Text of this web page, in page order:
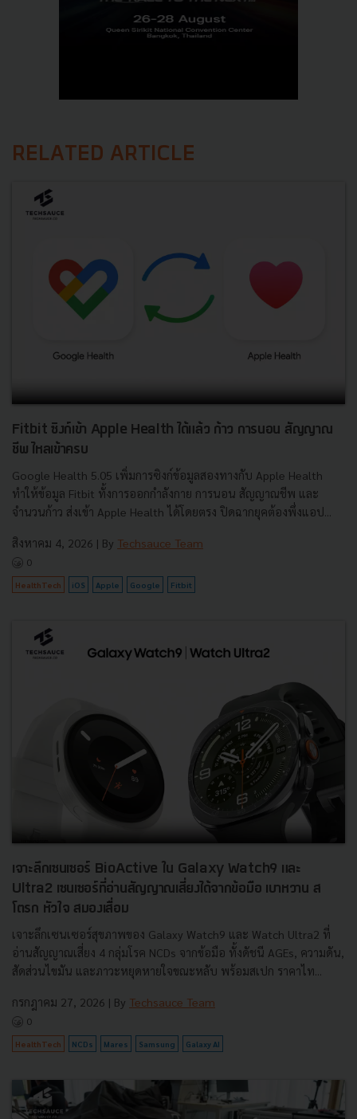
RELATED ARTICLE
Fitbit ซิงก์เข้า Apple Health ได้แล้ว ก้าว การนอน สัญญาณ
ชีพ ไหลเข้าครบ
Google Health 5.05 เพิ่มการซิงก์ข้อมูลสองทางกับ Apple Health
ทำให้ข้อมูล Fitbit ทั้งการออกกำลังกาย การนอน สัญญาณชีพ และ
จำนวนก้าว ส่งเข้า Apple Health ได้โดยตรง ปิดฉากยุคต้องพึ่งแอป...
สิงหาคม 4, 2026 | By Techsauce Team
0
HealthTech iOS Apple Google Fitbit
เจาะลึกเซนเซอร์ BioActive ใน Galaxy Watch9 และ
Ultra2 เซนเซอร์ที่อ่านสัญญาณเสี่ยงได้จากข้อมือ เบาหวาน ส
โตรก หัวใจ สมองเสื่อม
เจาะลึกเซนเซอร์สุขภาพของ Galaxy Watch9 และ Watch Ultra2 ที่
อ่านสัญญาณเสี่ยง 4 กลุ่มโรค NCDs จากข้อมือ ทั้งดัชนี AGEs, ความดัน,
สัดส่วนไขมัน และภาวะหยุดหายใจขณะหลับ พร้อมสเปก ราคาไท...
กรกฎาคม 27, 2026 | By Techsauce Team
0
HealthTech NCDs Mares Samsung Galaxy AI